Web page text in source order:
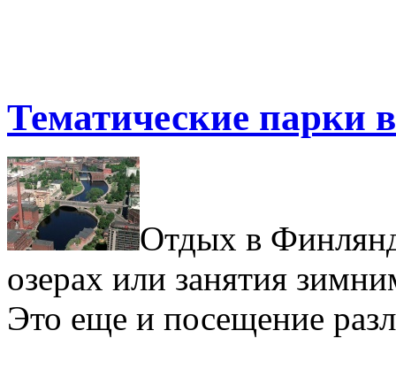
Тематические парки
Отдых в
озерах или занятия
Это еще и посещение